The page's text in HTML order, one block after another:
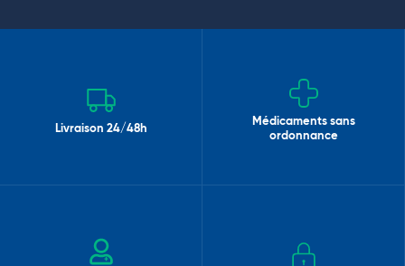
Livraison 24/48h
Médicaments sans
ordonnance